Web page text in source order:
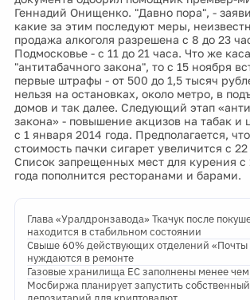
Геннадий Онищенко. "Давно пора", -
какие за этим последуют меры,
продажа алкоголя разрешена с 8 до 23
Подмосковье - с 11 до 21 часа. Что же
"антитабачного закона", то с 15 ноября
первые штрафы - от 500 до 1,5 тысяч
нельзя на остановках, около метро, в
домов и так далее. Следующий этап
закона» - повышение акцизов на табак и
с 1 января 2014 года. Предполагается,
стоимость пачки сигарет увеличится с
Список запрещенных мест для курения с
года пополнится ресторанами и барами.
Глава «Уралдронзавода» Ткачук после
находится в стабильном состоянии
Свыше 60% действующих отделений «Почты
нуждаются в ремонте
Газовые хранилища ЕС заполнены менее
Мосбиржа планирует запустить собственный